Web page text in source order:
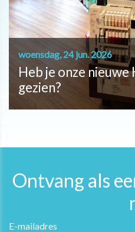
woensdag, 24 jun. 2026
Heb je onze nieuwe
gezien?
Ontvang als
E-mailadres